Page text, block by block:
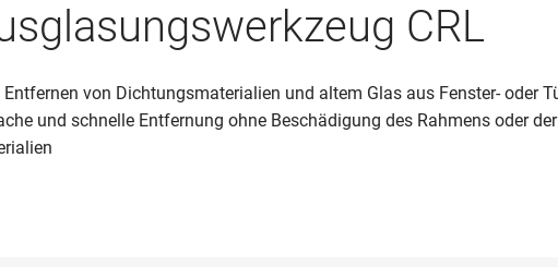
CRL
von Dichtungsmaterialien und altem Glas aus Fenster- oder
und schnelle Entfernung ohne Beschädigung des Rahmens oder